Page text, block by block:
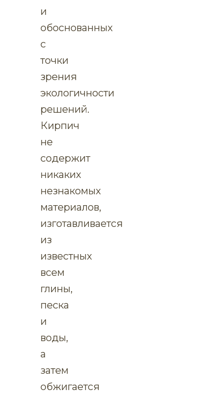
и
обоснованных
с
точки
зрения
экологичности
решений.
Кирпич
не
содержит
никаких
незнакомых
материалов,
изготавливается
из
известных
всем
глины,
песка
и
воды,
а
затем
обжигается